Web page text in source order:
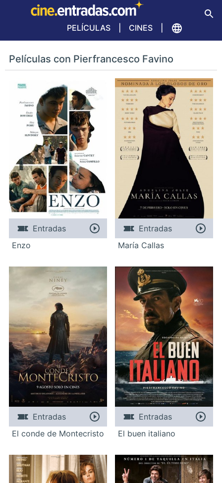
PELÍCULAS CINES
Películas con Pierfrancesco Favino
Entradas
Enzo
Entradas
María Callas
Entradas
El conde de Montecristo
Entradas
El buen italiano